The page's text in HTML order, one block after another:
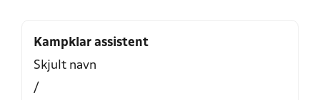
Kampklar assistent
Skjult navn
/